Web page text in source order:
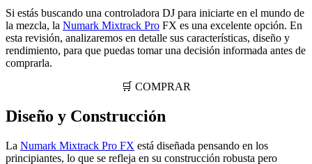
Si estás buscando una controladora DJ para iniciarte en el mundo de
la mezcla, la Numark Mixtrack Pro FX es una excelente opción. En
esta revisión, analizaremos en detalle sus características, diseño y
rendimiento, para que puedas tomar una decisión informada antes de
comprarla.
🛒 COMPRAR
Diseño y Construcción
La Numark Mixtrack Pro FX está diseñada pensando en los
principiantes, lo que se refleja en su construcción robusta pero